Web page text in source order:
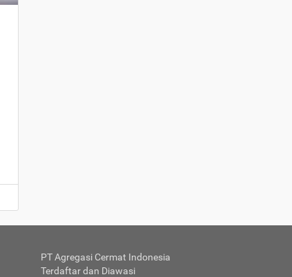
PT Agregasi Cermat Indonesia
Terdaftar dan Diawasi